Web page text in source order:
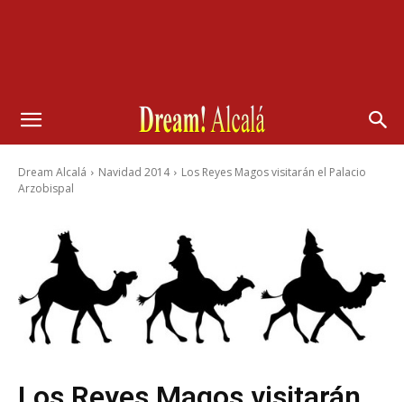
Dream Alcalá Navidad 2014
Los Reyes Magos visitarán el Palacio
Arzobispal